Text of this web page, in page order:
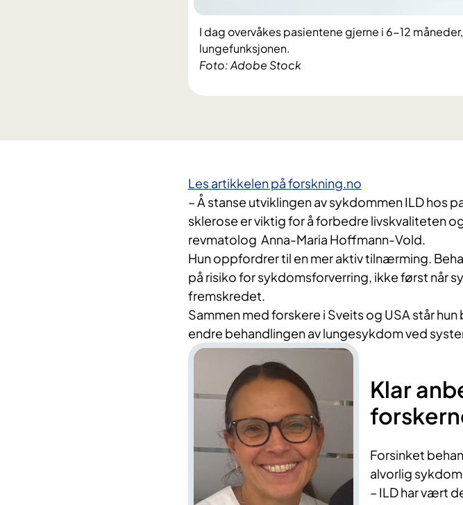
Foto: Adobe Stock
I dag overvåkes pasientene gjerne i 6-12
lungefunksjonen.
Les artikkelen på forskning.no
– Å stanse utviklingen av sykdommen ILD hos
sklerose er viktig for å forbedre livskvaliteten
revmatolog Anna-Maria Hoffmann-Vold.
Hun oppfordrer til en mer aktiv tilnærming.
på risiko for sykdomsforverring, ikke først når
fremskredet.
Sammen med forskere i Sveits og USA står hun
endre behandlingen av lungesykdom ved
Klar
Forsinket
alvorlig
– ILD har vært